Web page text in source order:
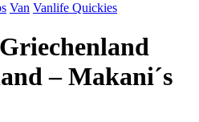
Van Vanlife Quickies
– Makani´s